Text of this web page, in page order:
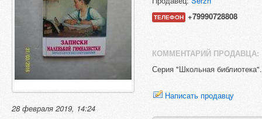
28 февраля 2019, 14:24
ТЕЛЕФОН +79990728808
КОММЕНТАРИЙ ПРОДАВЦА:
Серия "Школьная
Написать продавцу